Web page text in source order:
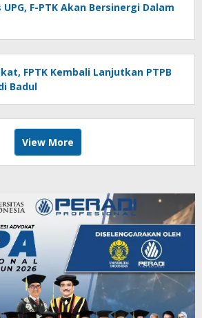
F-PTK Akan Bersinergi Dalam
FPTK Kembali Lanjutkan PTPB
Badul
View More